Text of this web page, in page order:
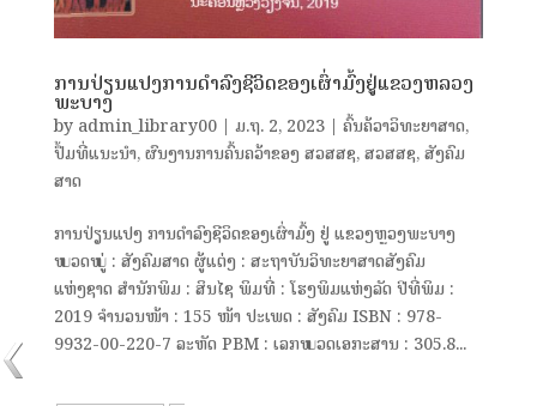
ການປ່ຽນແປງການດໍາລົງຊີວິດຂອງເຜົ່າມົ້ງຢູ່ແຂວງຫລວງ
ພະບາງ
by admin_library00| ມ.ຖ. 2, 2023| ຄົ້ນຄ້ວາວິທະຍາສາດ,
ປຶ້ມທີ່ແນະນຳ,ຜົນງານການຄົ້ນຄວ້າຂອງ ສວສສຊ,ສວສສຊ,ສັງຄົມ
ສາດ
ການປ່ຽນແປງ ການດຳລົງຊີວິດຂອງເຜົ່າມົ້ງ ຢູ່ ແຂວງຫຼວງພະບາງ
ໝວດໝູ່ : ສັງຄົມສາດ ຜູ້ແຕ່ງ : ສະຖາບັນວິທະຍາສາດສັງຄົມ
ແຫ່ງຊາດ ສຳນັກພິມ : ສິນໄຊ ພິມທີ່ : ໂຮງພິມແຫ່ງລັດ ປີທີ່ພິມ :
2019 ຈຳນວນໜ້າ : 155 ໜ້າ ປະເພດ : ສັງຄົມ ISBN : 978-
9932-00-220-7 ລະຫັດ PBM : ເລກໝວດເອກະສານ : 305.8...